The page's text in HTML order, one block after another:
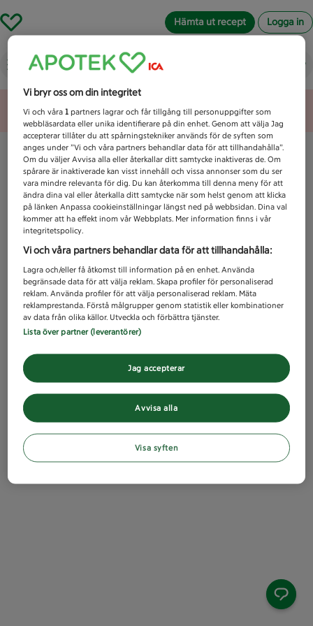
Hämta ut recept Logga in
Vad letar du efter idag?
Unknown error
Vi bryr oss om din integritet
Vi och våra1 partners lagrar och får tillgång till personuppgifter som
webbläsardata eller unika identifierare på din enhet. Genom att välja Jag
accepterar tillåter du att spårningstekniker används för de syften som
anges under ”Vi och våra partners behandlar data för att tillhandahålla”.
Om du väljer Avvisa alla eller återkallar ditt samtycke inaktiveras de. Om
spårare är inaktiverade kan visst innehåll och vissa annonser som du ser
vara mindre relevanta för dig. Du kan återkomma till denna meny för att
ändra dina val eller återkalla ditt samtycke när som helst genom att klicka
på länken Anpassa cookieinställningar längst ned på webbsidan. Dina val
kommer att ha effekt inom vår Webbplats. Mer information finns i vår
integritetspolicy.
Vi och våra partners behandlar data för att tillhandahålla:
Lagra och/eller få åtkomst till information på en enhet. Använda
begränsade data för att välja reklam. Skapa profiler för personaliserad
reklam. Använda profiler för att välja personaliserad reklam. Mäta
reklamprestanda. Förstå målgrupper genom statistik eller kombinationer
av data från olika källor. Utveckla och förbättra tjänster.
Lista över partner (leverantörer)
Avvisa alla
Jag accepterar
Visa syften